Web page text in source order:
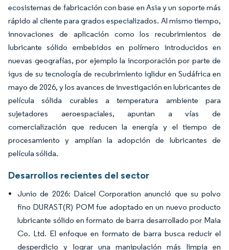
ecosistemas de fabricación con base en Asia y un soporte más
rápido al cliente para grados especializados. Al mismo tiempo,
innovaciones de aplicación como los recubrimientos de
lubricante sólido embebidos en polímero introducidos en
nuevas geografías, por ejemplo la incorporación por parte de
igus de su tecnología de recubrimiento iglidur en Sudáfrica en
mayo de 2026, y los avances de investigación en lubricantes de
película sólida curables a temperatura ambiente para
sujetadores aeroespaciales, apuntan a vías de
comercialización que reducen la energía y el tiempo de
procesamiento y amplían la adopción de lubricantes de
película sólida.
Desarrollos recientes del sector
Junio de 2026: Daicel Corporation anunció que su polvo
fino DURAST(R) POM fue adoptado en un nuevo producto
lubricante sólido en formato de barra desarrollado por Maia
Co. Ltd. El enfoque en formato de barra busca reducir el
desperdicio y lograr una manipulación más limpia en